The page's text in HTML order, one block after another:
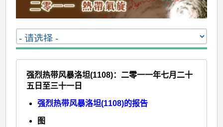
强烈热带风暴洛坦(1108)：二零一一年七月二十
五日至三十一日
强烈热带风暴洛坦(1108)的报告
图